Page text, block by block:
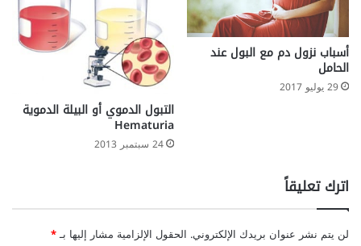
أسباب نزول دم مع البول عند
الحامل
29 يوليو 2017
التبول الدموي أو البيلة الدموية
Hematuria
24 سبتمبر 2013
اترك تعليقاً
لن يتم نشر عنوان بريدك الإلكتروني. الحقول الإلزامية مشار إليها بـ*